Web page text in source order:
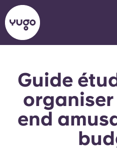
À propos
Lieux
English (GB)
English (US)
Chinese
Guide
organiser
end